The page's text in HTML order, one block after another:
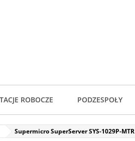
ROBOCZE PODZESPOŁY
Supermicro SuperServer SYS-1029P-MTR